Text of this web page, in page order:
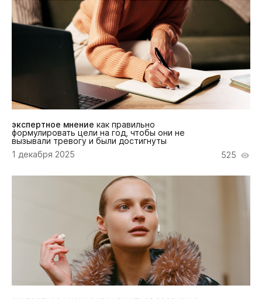
экспертное мнение как правильно
формулировать цели на год, чтобы они не
вызывали тревогу и были достигнуты
1 декабря 2025
525